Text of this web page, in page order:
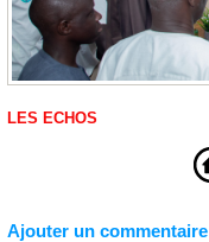
LES ECHOS
Ajouter un commentaire